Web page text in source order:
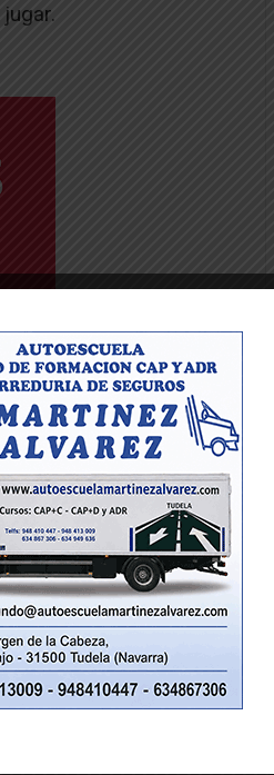
ayuda del elfo, creó
tirado por seis renos
Todo esto le llevó
en marcha su idea, ya
Ató a los renos en
los regalos. Cuando